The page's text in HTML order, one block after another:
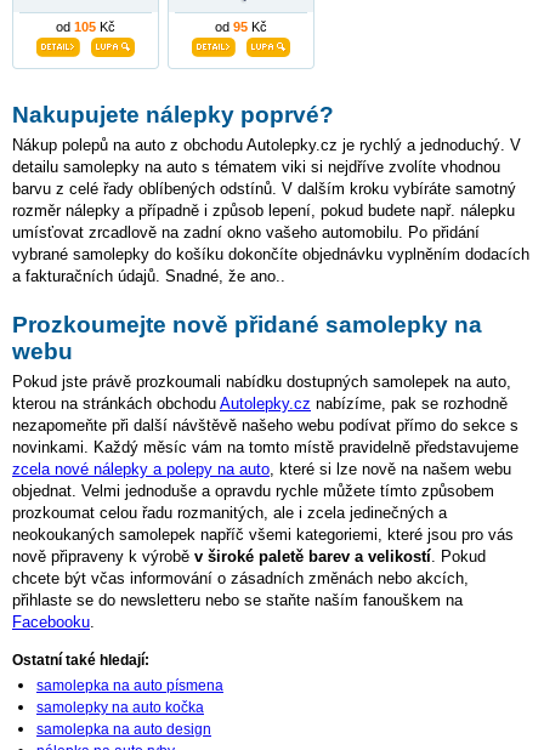
od 105 Kč od 95 Kč
Nakupujete nálepky poprvé?
Nákup polepů na auto z obchodu Autolepky.cz je rychlý a jednoduchý. V
detailu samolepky na auto s tématem viki si nejdříve zvolíte vhodnou
barvu z celé řady oblíbených odstínů. V dalším kroku vybíráte samotný
rozměr nálepky a případně i způsob lepení, pokud budete např. nálepku
umísťovat zrcadlově na zadní okno vašeho automobilu. Po přidání
vybrané samolepky do košíku dokončíte objednávku vyplněním dodacích
a fakturačních údajů. Snadné, že ano..
Prozkoumejte nově přidané samolepky na
webu
Pokud jste právě prozkoumali nabídku dostupných samolepek na auto,
kterou na stránkách obchodu Autolepky.cz nabízíme, pak se rozhodně
nezapomeňte při další návštěvě našeho webu podívat přímo do sekce s
novinkami. Každý měsíc vám na tomto místě pravidelně představujeme
zcela nové nálepky a polepy na auto , které si lze nově na našem webu
objednat. Velmi jednoduše a opravdu rychle můžete tímto způsobem
prozkoumat celou řadu rozmanitých, ale i zcela jedinečných a
neokoukaných samolepek napříč všemi kategoriemi, které jsou pro vás
nově připraveny k výrobě v široké paletě barev a velikostí . Pokud
chcete být včas informování o zásadních změnách nebo akcích,
přihlaste se do newsletteru nebo se staňte naším fanouškem na
Facebooku
Ostatní také hledají:
samolepka na auto písmena
samolepky na auto kočka
samolepka na auto design